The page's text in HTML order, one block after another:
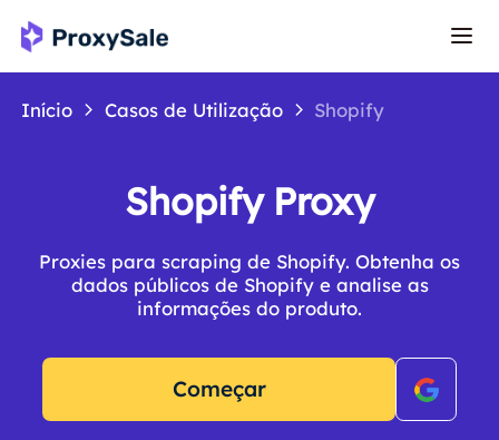
Início Casos de Utilização Shopify
Shopify Proxy
Proxies para scraping de Shopify. Obtenha os
dados públicos de Shopify e analise as
informações do produto.
Começar